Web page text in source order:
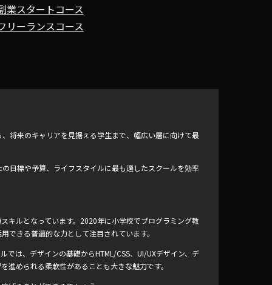
業スタートコース
リーランスコース
将来のキャリアを見据える学生まで、幅広い層に向けて最
目標や予算、ライフスタイルに最も適したスクールを効率
キルとなっています。2020年に小学校でプログラミング教
きる普遍的な力として注目されています。
は、デザインの基礎からHTML/CSS、UI/UXデザイン、デ
められる柔軟性があることも大きな魅力です。